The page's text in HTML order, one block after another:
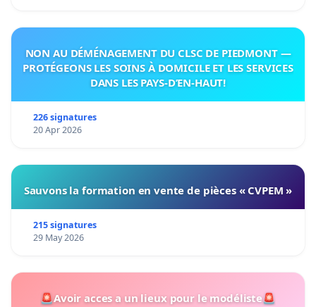
NON AU DÉMÉNAGEMENT DU CLSC DE PIEDMONT —
PROTÉGEONS LES SOINS À DOMICILE ET LES SERVICES
DANS LES PAYS-D’EN-HAUT!
226 signatures
20 Apr 2026
Sauvons la formation en vente de pièces « CVPEM »
215 signatures
29 May 2026
🚨Avoir acces a un lieux pour le modéliste🚨